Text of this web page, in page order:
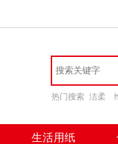
热门搜索 洁柔
生活用纸